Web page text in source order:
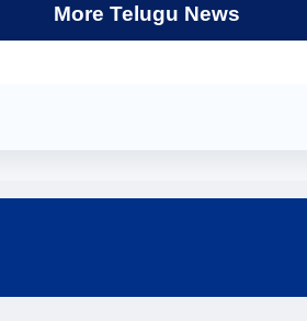
More Telugu News